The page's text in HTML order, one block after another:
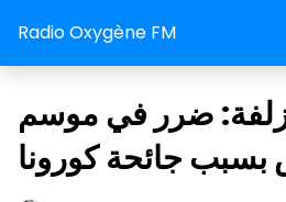
Radio Oxygène FM
ضرر في موسم
بسبب جائحة كورونا